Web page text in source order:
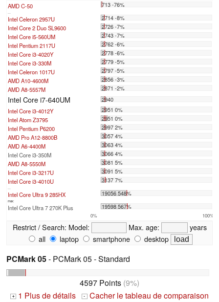
AMD C-50 713 -76%
...
Intel Celeron 2957U
2714 -8%
Intel Core 2 Duo SL9600
2726 -7%
Intel Core i5-560UM
2743 -7%
Intel Pentium 2117U
2762 -6%
Intel Core i3-4020Y
2778 -6%
Intel Core i3-330M
2779 -5%
Intel Celeron 1017U
2797 -5%
AMD A10-4600M
2856 -3%
AMD A8-5557M
2871 -2%
Intel Core i7-640UM
2940
Intel Core i3-4012Y
2951 0%
Intel Atom Z3795
2951 0%
Intel Pentium P6200
2997 2%
AMD Pro A12-8800B
3057 4%
AMD A6-4400M
3063 4%
Intel Core i3-350M
3066 4%
AMD A8-5550M
3081 5%
Intel Core i3-3217U
3091 5%
Intel Core i3-4010U
3137 7%
...
Intel Core Ultra 9 285HX 19056 548%
max:
Intel Core Ultra 7 270K Plus 19598 567%
0% 100%
Restrict / Search: Model: Max. age:
years
all
laptop smartphone desktop
PCMark 05- PCMark 05 - Standard
4597 Points (9%)
+ 1 Plus de détails - Cacher le tableau de comparaison